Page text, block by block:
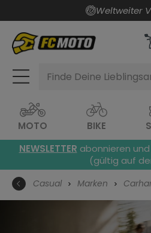
Weltweiter
MOTO BIKE
Finde Deine
NEWSLETTER abonnieren und
(gültig auf
Casual Marken